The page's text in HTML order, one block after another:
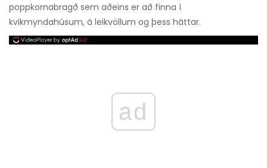
poppkornabragð sem aðeins er að finna í
kvikmyndahúsum, á leikvöllum og þess háttar.
ad